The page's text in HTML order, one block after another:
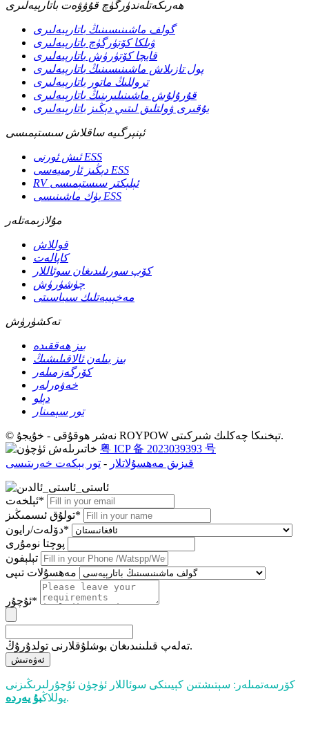
ھەرىكەتلەندۈرگۈچ قۇۋۋەت باتارېيەلىرى
گولف ماشىنىسىنىڭ باتارېيەلىرى
ۋىلكا كۆتۈرگۈچ باتارېيەلىرى
قايچا كۆتۈرۈش باتارېيەلىرى
پول تازىلاش ماشىنىسىنىڭ باتارېيەلىرى
تروللىڭ ماتور باتارېيەلىرى
قۇرۇلۇش ماشىنىلىرىنىڭ باتارېيەلىرى
يۇقىرى ۋولتلىق لىتىي دېڭىز باتارېيەلىرى
ئېنېرگىيە ساقلاش سىستېمىسى
ئىش ئورنى ESS
دېڭىز ئارمىيەسى ESS
RV ئېلېكتر سىستېمىسى
يۈك ماشىنىسى ESS
مۇلازىمەتلەر
قوللاش
كاپالەت
كۆپ سورىلىدىغان سوئاللار
چۈشۈرۈش
مەخپىيەتلىك سىياسىتى
تەكشۈرۈش
بىز ھەققىدە
بىز بىلەن ئالاقىلىشىڭ
كۆرگەزمىلەر
خەۋەرلەر
دېلو
تور سېمىنار
© نەشر ھوقۇقى - خۇيجۇ ROYPOW تېخنىكا چەكلىك شىركىتى.
粤 ICP 备 2023039393 号
قىزىق مەھسۇلاتلار - تور بېكەت خەرىتىسى
ئېلخەت*
تولۇق ئىسمىڭىز*
دۆلەت/رايون*
پوچتا نومۇرى
تېلېفون
مەھسۇلات تىپى
ئۇچۇر*
تەلەپ قىلىنىدىغان بوشلۇقلارنى تولدۇرۇڭ.
ئەۋەتىش
كۆرسەتمىلەر: سېتىشتىن كېيىنكى سوئاللار ئۈچۈن ئۇچۇرلىرىڭىزنى
يوللاڭبۇ يەردە .